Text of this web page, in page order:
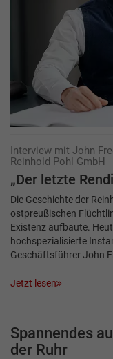
Interview mit John
Reinhold Pohl GmbH
„Der letzte
Die Geschichte der
ostpreußischen
Existenz aufbaute.
hochspezialisierte
Geschäftsführer John
Jetzt lesen
Spannendes
der Ruhr